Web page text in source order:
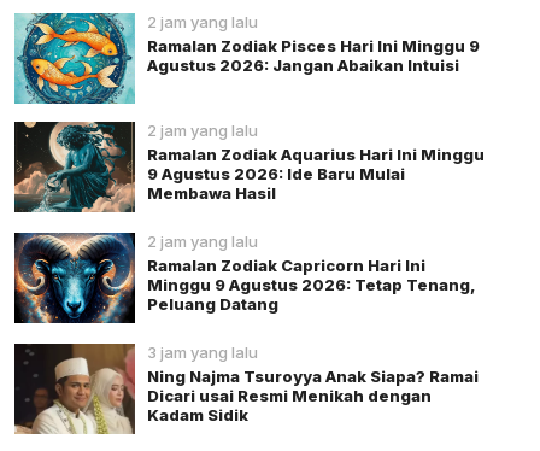
2 jam yang lalu
Ramalan Zodiak Pisces Hari Ini Minggu 9
Agustus 2026: Jangan Abaikan Intuisi
2 jam yang lalu
Ramalan Zodiak Aquarius Hari Ini Minggu
9 Agustus 2026: Ide Baru Mulai
Membawa Hasil
2 jam yang lalu
Ramalan Zodiak Capricorn Hari Ini
Minggu 9 Agustus 2026: Tetap Tenang,
Peluang Datang
3 jam yang lalu
Ning Najma Tsuroyya Anak Siapa? Ramai
Dicari usai Resmi Menikah dengan
Kadam Sidik